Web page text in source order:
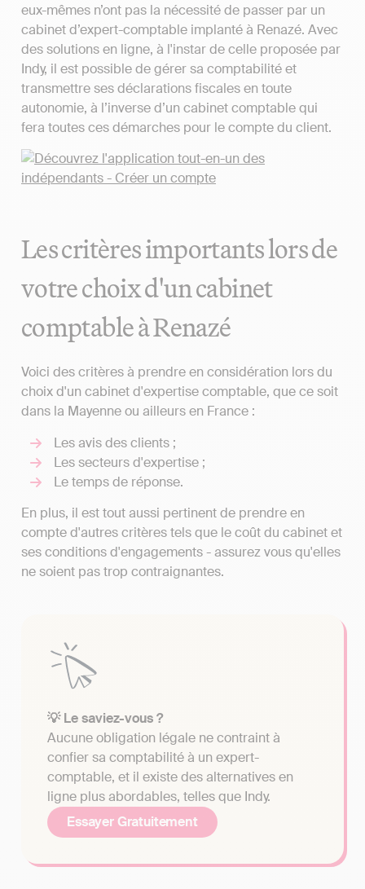
eux-mêmes n’ont pas la nécessité de passer par un
cabinet d’expert-comptable implanté à Renazé. Avec
des solutions en ligne, à l'instar de celle proposée par
Indy, il est possible de gérer sa comptabilité et
transmettre ses déclarations fiscales en toute
autonomie, à l’inverse d’un cabinet comptable qui
fera toutes ces démarches pour le compte du client.
Les critères importants lors de
votre choix d'un cabinet
comptable à Renazé
Voici des critères à prendre en considération lors du
choix d'un cabinet d'expertise comptable, que ce soit
dans la Mayenne ou ailleurs en France :
Les avis des clients ;
Les secteurs d'expertise ;
Le temps de réponse.
En plus, il est tout aussi pertinent de prendre en
compte d'autres critères tels que le coût du cabinet et
ses conditions d'engagements - assurez vous qu'elles
ne soient pas trop contraignantes.
💡 Le saviez-vous ?
Aucune obligation légale ne contraint à
confier sa comptabilité à un expert-
comptable, et il existe des alternatives en
ligne plus abordables, telles que Indy.
Essayer Gratuitement